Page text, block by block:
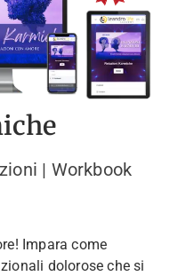
| Workbook
Impara come
dolorose che si